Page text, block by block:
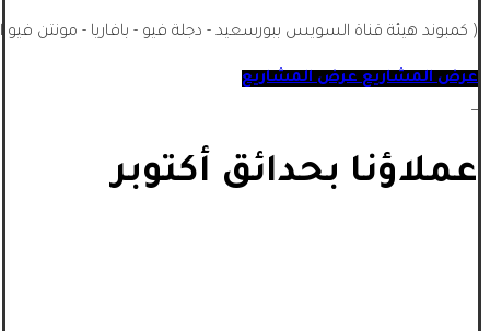
( كمبوند هيئة قناة السويس ببورسعيد - دجلة فيو - بافاريا - مونتن
عرض المشاريععرض المشاريع
_
عملاؤنا بحدائق أكتوبر